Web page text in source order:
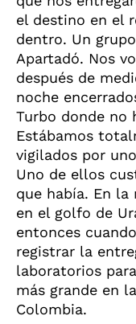
el destino en el
dentro. Un
Apartadó. Nos
después de
noche
Turbo donde no
Estábamos
vigilados por
Uno de ellos
que había. En la
en el golfo de
entonces
registrar la
laboratorios
más grande en
Colombia.